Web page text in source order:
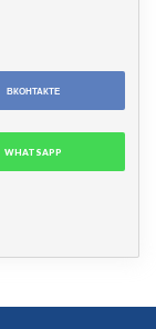
ВКОНТАКТЕ
WHATSAPP